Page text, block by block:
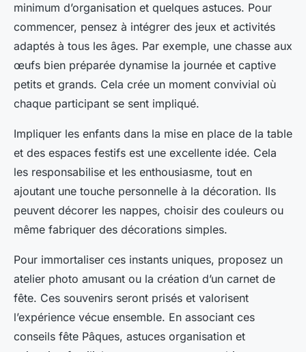
minimum d’organisation et quelques astuces. Pour
commencer, pensez à intégrer des jeux et activités
adaptés à tous les âges. Par exemple, une chasse aux
œufs bien préparée dynamise la journée et captive
petits et grands. Cela crée un moment convivial où
chaque participant se sent impliqué.
Impliquer les enfants dans la mise en place de la table
et des espaces festifs est une excellente idée. Cela
les responsabilise et les enthousiasme, tout en
ajoutant une touche personnelle à la décoration. Ils
peuvent décorer les nappes, choisir des couleurs ou
même fabriquer des décorations simples.
Pour immortaliser ces instants uniques, proposez un
atelier photo amusant ou la création d’un carnet de
fête. Ces souvenirs seront prisés et valorisent
l’expérience vécue ensemble. En associant ces
conseils fête Pâques, astuces organisation et